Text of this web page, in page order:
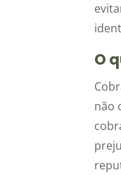
O
não